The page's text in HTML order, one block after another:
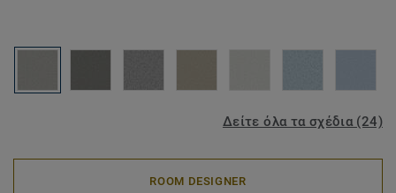
Δείτε όλα τα σχέδια (24)
ROOM DESIGNER